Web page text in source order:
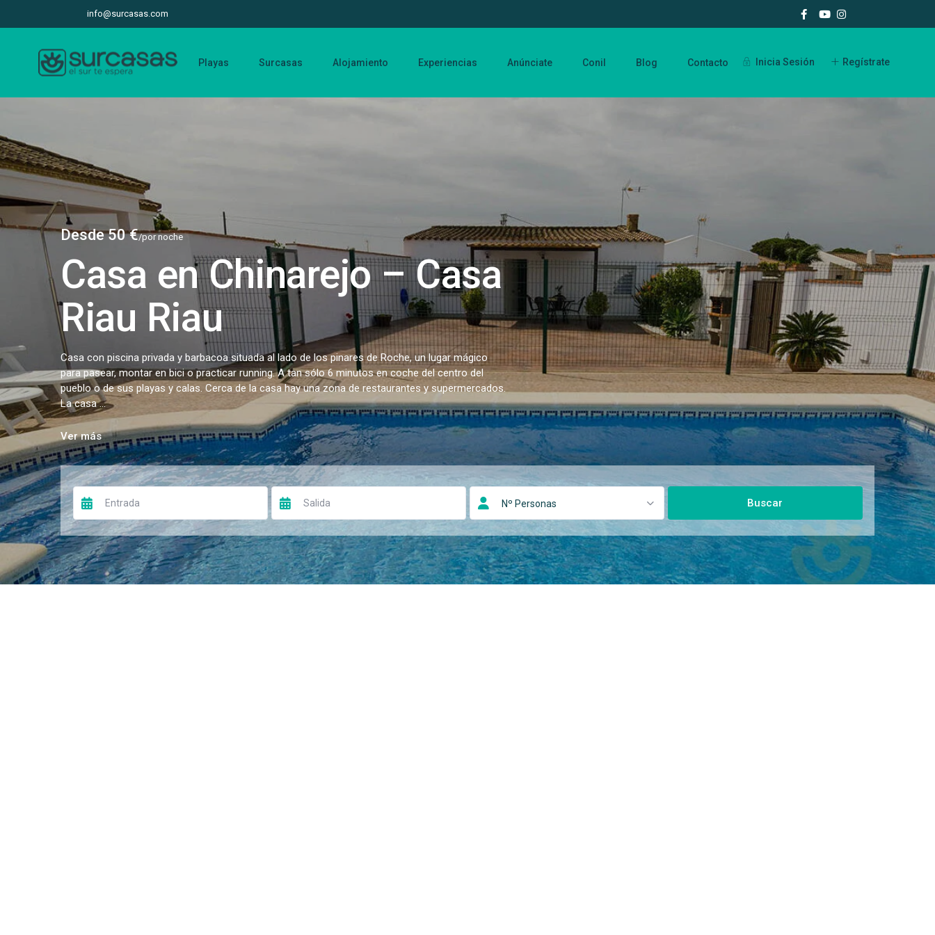
info@surcasas.com
Inicia Sesión Regístrate
Playas Surcasas Alojamiento Experiencias Anúnciate Conil Blog Contacto
Desde 50 €/por noche
Casa en Chinarejo – Casa
Riau Riau
Casa con piscina privada y barbacoa situada al lado de los pinares de Roche, un lugar mágico
para pasear, montar en bici o practicar running. A tan sólo 6 minutos en coche del centro del
pueblo o de sus playas y calas. Cerca de la casa hay una zona de restaurantes y supermercados.
La casa ...
Ver más
Nº Personas